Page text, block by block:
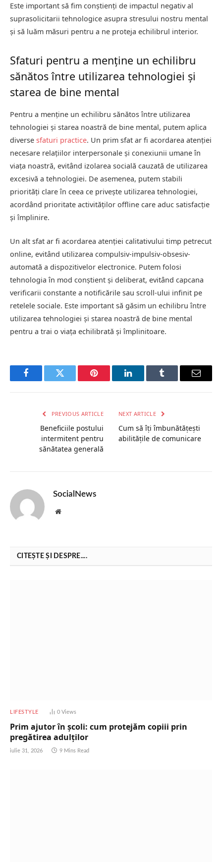
Este important să fim conștienți de impactul negativ al
suprasolicitarii tehnologice asupra stresului nostru mental
și să luăm măsuri pentru a ne proteja echilibrul interior.
Sfaturi pentru a menține un echilibru
sănătos între utilizarea tehnologiei și
starea de bine mental
Pentru a menține un echilibru sănătos între utilizarea
tehnologiei și starea noastră de bine mental, putem aplica
diverse sfaturi practice. Un prim sfat ar fi acordarea atenției
necesare relațiilor interpersonale și conexiunii umane în
viața noastră, evitând izolarea socială cauzată de utilizarea
excesivă a tehnologiei. De asemenea, putem stabili
priorități clare în ceea ce privește utilizarea tehnologiei,
acordând prioritate activităților offline care aduc satisfacție
și împlinire.
Un alt sfat ar fi acordarea atenției calitativului timp petrecut
online, evitând utilizarea compulsiv-impulsiv-obsesiv-
automată a dispozitivelor electronice. Putem folosi
tehnologia în mod conștient și deliberat, evitând capcana
verificarii constante a notificările sau scroll-ului infinit pe
retelele sociale. Este important să găsim un echilibru între
utilizarea tehnologiei și starea noastră de bine mental
pentru a trai o viața echilibrată și împlinitoare.
FacebookTwitter Pinterest LinkedInTumblr Email
PREVIOUS ARTICLE
Beneficiile postului
intermitent pentru
sănătatea generală
NEXT ARTICLE
Cum să îți îmbunătățești
abilitățile de comunicare
SocialNews
Website
CITEȘTE ȘI DESPRE....
LIFESTYLE 0 Views
Prim ajutor în școli: cum protejăm copiii prin
pregătirea adulților
iulie 31, 2026 9 Mins Read